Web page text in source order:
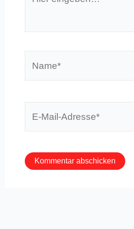
eingeben…